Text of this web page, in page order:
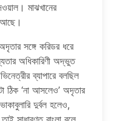
মাঝখানের
সঙ্গে করিডর ধরে
অধিকারিণী অদ্ভুত
ব্যাপারে বলছিল
ঠিক ‘না আসলেও’ অদৃতার
দুর্বল হলেও,